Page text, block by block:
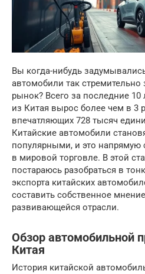
Вы когда-нибудь
автомобили так
рынок? Всего за последние 10
из Китая вырос более чем в 3
впечатляющих 728 тысяч
Китайские автомобили
популярными, и это напрямую
в мировой торговле. В этой
постараюсь разобраться в
экспорта китайских
составить собственное
развивающейся отрасли.
Обзор автомобильной
Китая
История китайской